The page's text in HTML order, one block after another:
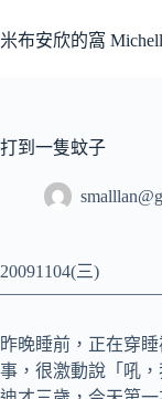
至
容
米布安欣的窩
打到一隻蚊子
20091104(三)
昨晚睡前，正在穿
事，很激動說「吼